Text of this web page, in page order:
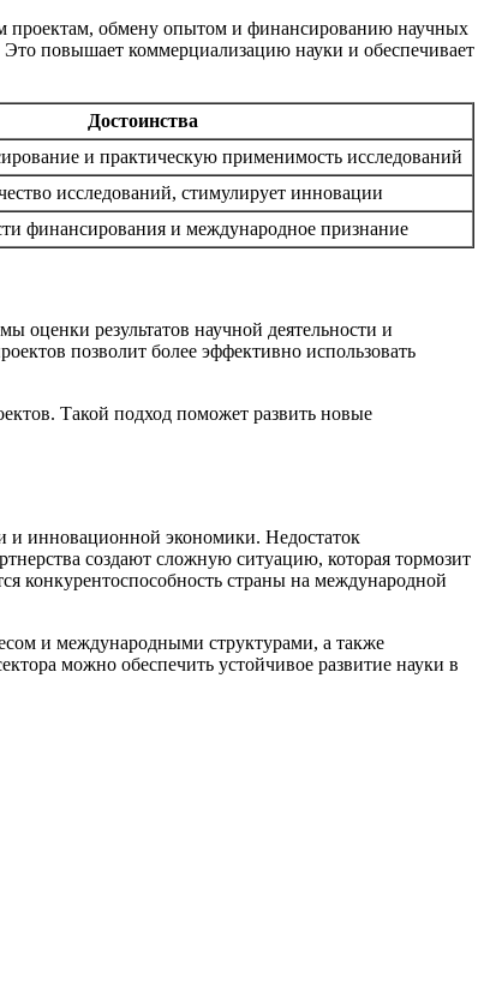
проектам, обмену опытом и финансированию научных
Это повышает коммерциализацию науки и обеспечивает
Достоинства
и практическую применимость исследований
исследований, стимулирует инновации
финансирования и международное признание
оценки результатов научной деятельности и
позволит более эффективно использовать
Такой подход поможет развить новые
и инновационной экономики. Недостаток
создают сложную ситуацию, которая тормозит
конкурентоспособность страны на международной
и международными структурами, а также
можно обеспечить устойчивое развитие науки в